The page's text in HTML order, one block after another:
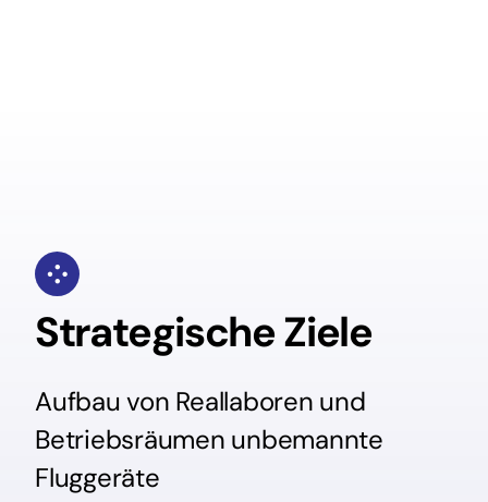
Strategische Ziele
Aufbau von Reallaboren und
Betriebsräumen unbemannte
Fluggeräte